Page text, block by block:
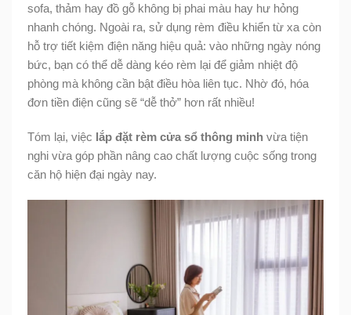
sofa, thảm hay đồ gỗ không bị phai màu hay hư hỏng
nhanh chóng. Ngoài ra, sử dụng rèm điều khiển từ xa còn
hỗ trợ tiết kiệm điện năng hiệu quả: vào những ngày nóng
bức, bạn có thể dễ dàng kéo rèm lại để giảm nhiệt độ
phòng mà không cần bật điều hòa liên tục. Nhờ đó, hóa
đơn tiền điện cũng sẽ “dễ thở” hơn rất nhiều!
Tóm lại, việc lắp đặt rèm cửa sổ thông minh vừa tiện
nghi vừa góp phần nâng cao chất lượng cuộc sống trong
căn hộ hiện đại ngày nay.